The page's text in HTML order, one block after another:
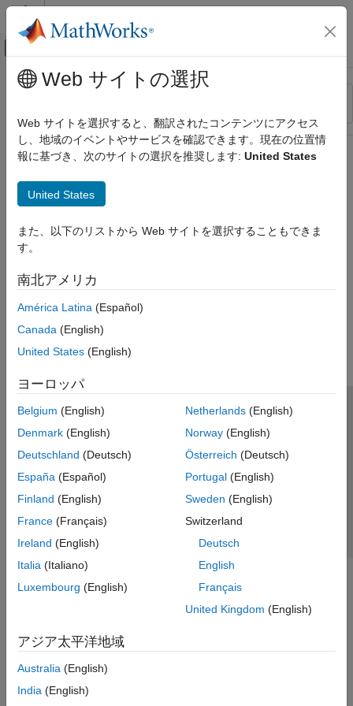
コンテンツへスキップ
オフキャンバス ナビゲーション メ
リソース
ステータス
メインコンテンツ
Web サイトの選択
Web サイトを選択すると、翻訳されたコンテンツにアクセス
し、地域のイベントやサービスを確認できます。現在の位置情
報に基づき、次のサイトの選択を推奨します: United States
United States
また、以下のリストから Web サイトを選択することもできま
す。
南北アメリカ
América Latina (Español)
Canada (English)
United States (English)
ヨーロッパ
Belgium (English)
Denmark (English)
Deutschland (Deutsch)
España (Español)
Finland (English)
France (Français)
Ireland (English)
Italia (Italiano)
Luxembourg (English)
Netherlands(English)
Norway(English)
Österreich (Deutsch)
Portugal(English)
Sweden (English)
Switzerland
Deutsch
English
Français
United Kingdom (English)
アジア太平洋地域
Australia (English)
India (English)
トラストセンター
プライバシー ポリシー
違法コピー防止
アプリケーション ステータス
© 1994-2026 The MathWorks, Inc.